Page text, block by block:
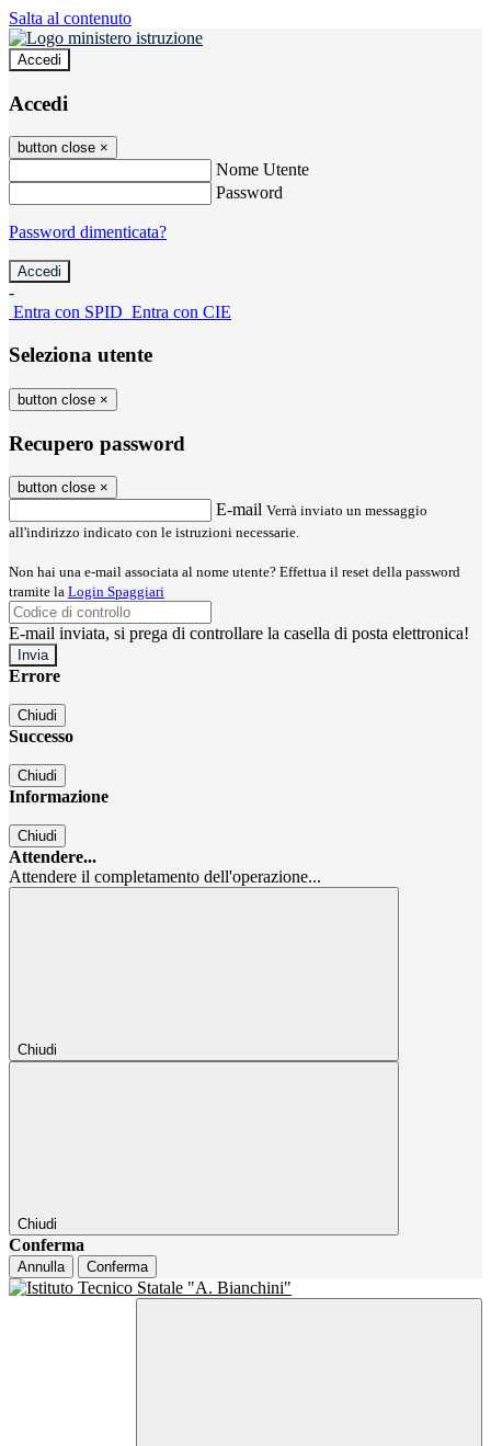
Salta al contenuto
Accedi
Accedi
button close ×
Nome Utente
Password
Password dimenticata?
-
Entra con SPID Entra con CIE
Seleziona utente
button close ×
Recupero password
button close ×
E-mail Verrà inviato un messaggio
all'indirizzo indicato con le istruzioni necessarie.
Non hai una e-mail associata al nome utente? Effettua il reset della password
tramite la Login Spaggiari
E-mail inviata, si prega di controllare la casella di posta elettronica!
Errore
Chiudi
Successo
Chiudi
Informazione
Chiudi
Attendere...
Attendere il completamento dell'operazione...
Chiudi
Chiudi
Conferma
Annulla Conferma